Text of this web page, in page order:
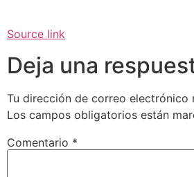
Source link
Deja una
Tu dirección de correo electrónico
Los campos obligatorios están
Comentario *